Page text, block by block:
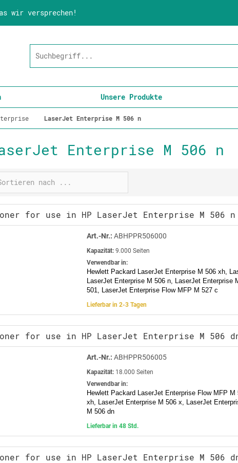
wir versprechen!
Unsere Produkte
LaserJet Enterprise M 506 n
Enterprise M 506 n
for use in HP LaserJet Enterprise M 506 n
Art.-Nr.: ABHPPR506000
Kapazität: 9.000 Seiten
Verwendbar in:
Hewlett Packard LaserJet Enterprise M 506 xh,
LaserJet Enterprise M 506 n, LaserJet Enterprise
501, LaserJet Enterprise Flow MFP M 527 c
Lieferbar in 2-3 Tagen
for use in HP LaserJet Enterprise M 506 dn
Art.-Nr.: ABHPPR506005
Kapazität: 18.000 Seiten
Verwendbar in:
Hewlett Packard LaserJet Enterprise Flow MFP
xh, LaserJet Enterprise M 506 x, LaserJet
M 506 dn
Lieferbar in 48 Std.
for use in HP LaserJet Enterprise M 506 dn